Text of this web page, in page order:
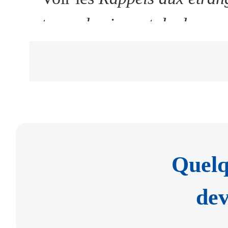
de permis de travail pour
types de visas et de
1. Salle d'accueil des
municipal de la sécurité
Avenue